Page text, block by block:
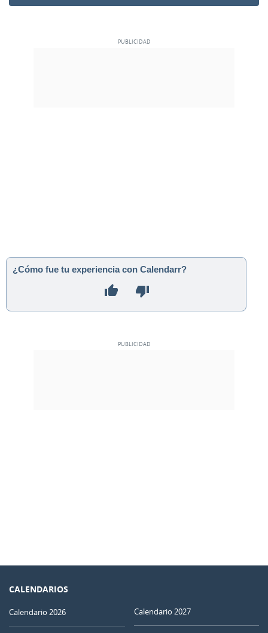
¿Cómo fue tu experiencia con Calendarr?
CALENDARIOS
Calendario 2026 Calendario 2027